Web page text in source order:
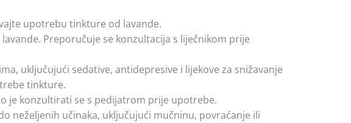
upotrebu tinkture od lavande.
Preporučuje se konzultacija s liječnikom prije
uključujući sedative, antidepresive i lijekove za snižavanje
tinkture.
je konzultirati se s pedijatrom prije upotrebe.
neželjenih učinaka, uključujući mučninu, povraćanje ili